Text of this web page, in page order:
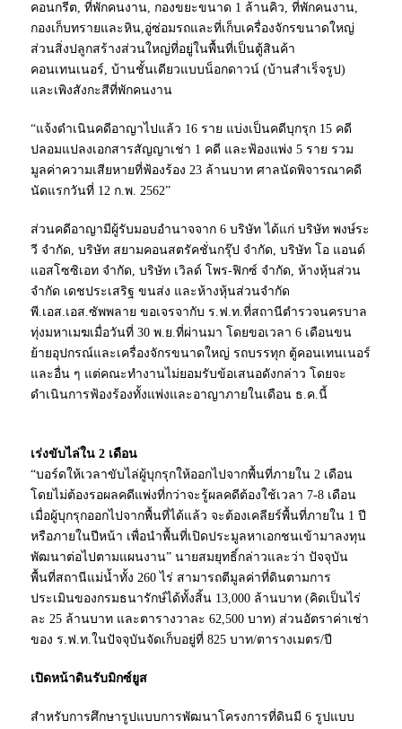
คอนกรีต, ที่พักคนงาน, กองขยะขนาด 1 ล้านคิว, ที่พักคนงาน,
กองเก็บทรายและหิน,อู่ซ่อมรถและที่เก็บเครื่องจักรขนาดใหญ่
ส่วนสิ่งปลูกสร้างส่วนใหญ่ที่อยู่ในพื้นที่เป็นตู้สินค้า
คอนเทนเนอร์, บ้านชั้นเดียวแบบน็อกดาวน์ (บ้านสำเร็จรูป)
และเพิงสังกะสีที่พักคนงาน
“แจ้งดำเนินคดีอาญาไปแล้ว 16 ราย แบ่งเป็นคดีบุกรุก 15 คดี
ปลอมแปลงเอกสารสัญญาเช่า 1 คดี และฟ้องแพ่ง 5 ราย รวม
มูลค่าความเสียหายที่ฟ้องร้อง 23 ล้านบาท ศาลนัดพิจารณาคดี
นัดแรกวันที่ 12 ก.พ. 2562”
ส่วนคดีอาญามีผู้รับมอบอำนาจจาก 6 บริษัท ได้แก่ บริษัท พงษ์ระ
วี จำกัด, บริษัท สยามคอนสตรัคชั่นกรุ๊ป จำกัด, บริษัท โอ แอนด์
แอสโซซิเอท จำกัด, บริษัท เวิลด์ โพร-ฟิกซ์ จำกัด, ห้างหุ้นส่วน
จำกัด เดชประเสริฐ ขนส่ง และห้างหุ้นส่วนจำกัด
พี.เอส.เอส.ซัพพลาย ขอเจรจากับ ร.ฟ.ท.ที่สถานีตำรวจนครบาล
ทุ่งมหาเมฆเมื่อวันที่ 30 พ.ย.ที่ผ่านมา โดยขอเวลา 6 เดือนขน
ย้ายอุปกรณ์และเครื่องจักรขนาดใหญ่ รถบรรทุก ตู้คอนเทนเนอร์
และอื่น ๆ แต่คณะทำงานไม่ยอมรับข้อเสนอดังกล่าว โดยจะ
ดำเนินการฟ้องร้องทั้งแพ่งและอาญาภายในเดือน ธ.ค.นี้
เร่งขับไล่ใน 2 เดือน
“บอร์ดให้เวลาขับไล่ผู้บุกรุกให้ออกไปจากพื้นที่ภายใน 2 เดือน
โดยไม่ต้องรอผลคดีแพ่งที่กว่าจะรู้ผลคดีต้องใช้เวลา 7-8 เดือน
เมื่อผู้บุกรุกออกไปจากพื้นที่ได้แล้ว จะต้องเคลียร์พื้นที่ภายใน 1 ปี
หรือภายในปีหน้า เพื่อนำพื้นที่เปิดประมูลหาเอกชนเข้ามาลงทุน
พัฒนาต่อไปตามแผนงาน” นายสมยุทธิ์กล่าวและว่า ปัจจุบัน
พื้นที่สถานีแม่น้ำทั้ง 260 ไร่ สามารถตีมูลค่าที่ดินตามการ
ประเมินของกรมธนารักษ์ได้ทั้งสิ้น 13,000 ล้านบาท (คิดเป็นไร่
ละ 25 ล้านบาท และตารางวาละ 62,500 บาท) ส่วนอัตราค่าเช่า
ของ ร.ฟ.ท.ในปัจจุบันจัดเก็บอยู่ที่ 825 บาท/ตารางเมตร/ปี
เปิดหน้าดินรับมิกซ์ยูส
สำหรับการศึกษารูปแบบการพัฒนาโครงการที่ดินมี 6 รูปแบบ